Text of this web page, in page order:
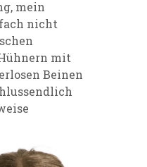
mein
nicht
mit
Beinen